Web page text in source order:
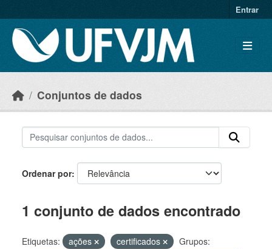
Entrar
Conjuntos de dados
Ordenar por
1 conjunto de dados encontrado
Etiquetas: ações certificados
Grupos: